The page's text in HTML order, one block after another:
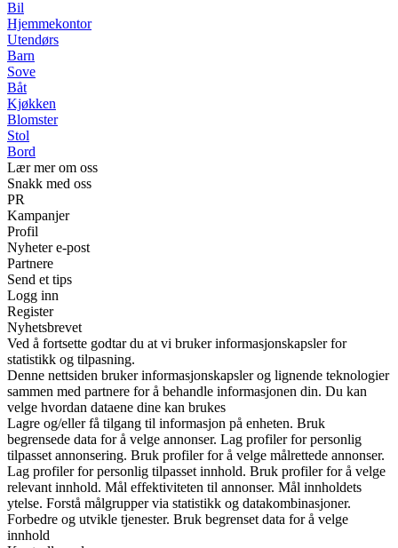
Bil
Hjemmekontor
Utendørs
Barn
Sove
Båt
Kjøkken
Blomster
Stol
Bord
Lær mer om oss
Snakk med oss
PR
Kampanjer
Profil
Nyheter e-post
Partnere
Send et tips
Logg inn
Register
Nyhetsbrevet
Ved å fortsette godtar du at vi bruker informasjonskapsler for
statistikk og tilpasning.
Denne nettsiden bruker informasjonskapsler og lignende teknologier
sammen med partnere for å behandle informasjonen din. Du kan
velge hvordan dataene dine kan brukes
Lagre og/eller få tilgang til informasjon på enheten. Bruk
begrensede data for å velge annonser. Lag profiler for personlig
tilpasset annonsering. Bruk profiler for å velge målrettede annonser.
Lag profiler for personlig tilpasset innhold. Bruk profiler for å velge
relevant innhold. Mål effektiviteten til annonser. Mål innholdets
ytelse. Forstå målgrupper via statistikk og datakombinasjoner.
Forbedre og utvikle tjenester. Bruk begrenset data for å velge
innhold